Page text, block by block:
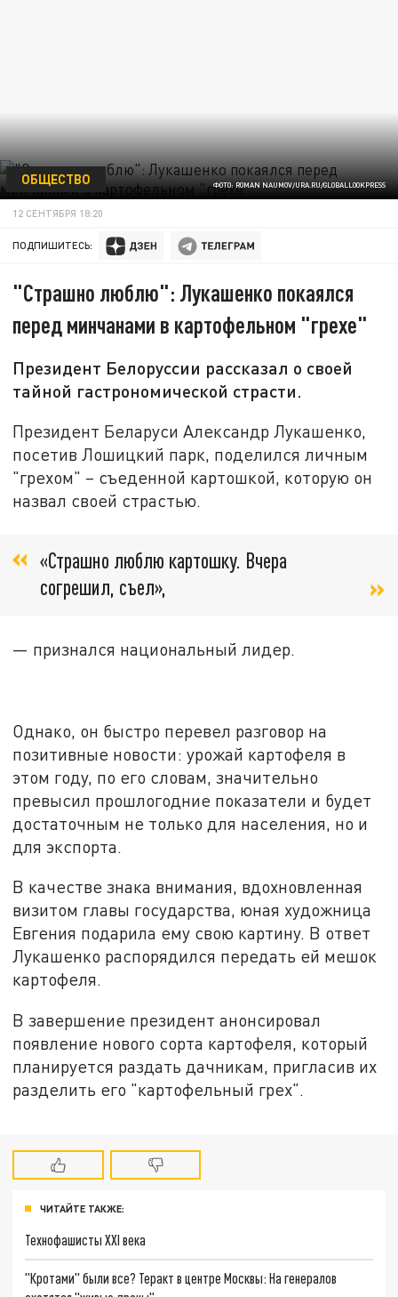
ФОТО: ROMAN NAUMOV/URA.RU/GLOBALLOOKPRESS
ОБЩЕСТВО
12 СЕНТЯБРЯ 18:20
ПОДПИШИТЕСЬ:
"Страшно люблю": Лукашенко покаялся
перед минчанами в картофельном "грехе"
Президент Белоруссии рассказал о своей
тайной гастрономической страсти.
Президент Беларуси Александр Лукашенко,
посетив Лошицкий парк, поделился личным
"грехом" – съеденной картошкой, которую он
назвал своей страстью.
«Страшно люблю картошку. Вчера
согрешил, съел»,
— признался национальный лидер.
Однако, он быстро перевел разговор на
позитивные новости: урожай картофеля в
этом году, по его словам, значительно
превысил прошлогодние показатели и будет
достаточным не только для населения, но и
для экспорта.
В качестве знака внимания, вдохновленная
визитом главы государства, юная художница
Евгения подарила ему свою картину. В ответ
Лукашенко распорядился передать ей мешок
картофеля.
В завершение президент анонсировал
появление нового сорта картофеля, который
планируется раздать дачникам, пригласив их
разделить его "картофельный грех".
ЧИТАЙТЕ ТАКЖЕ:
Технофашисты XXI века
"Кротами" были все? Теракт в центре Москвы: На генералов